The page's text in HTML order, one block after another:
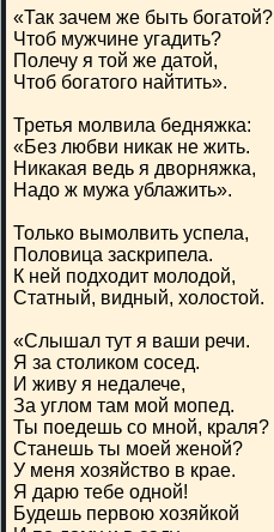
«Так зачем же быть богатой?
Чтоб мужчине угадить?
Полечу я той же датой,
Чтоб богатого найтить».
Третья молвила бедняжка:
«Без любви никак не жить.
Никакая ведь я дворняжка,
Надо ж мужа ублажить».
Только вымолвить успела,
Половица заскрипела.
К ней подходит молодой,
Статный, видный, холостой.
«Слышал тут я ваши речи.
Я за столиком сосед.
И живу я недалече,
За углом там мой мопед.
Ты поедешь со мной, краля?
Станешь ты моей женой?
У меня хозяйство в крае.
Я дарю тебе одной!
Будешь первою хозяйкой